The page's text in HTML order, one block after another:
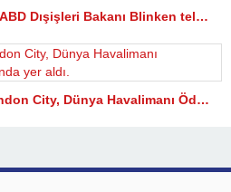
Dışişleri Bakanı Fidan ile ABD Dışişleri Bakanı Blinken telefonda görüştü
Heathrow, Gatwick ve London City, Dünya Havalimanı Ödülleri’nin bu yılki edisyonunda yer aldı.